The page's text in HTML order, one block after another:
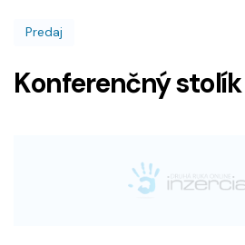
Predaj
Konferenčný stolík